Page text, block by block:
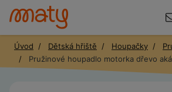
Úvod Dětská hřiště Houpačky
Pružinové houpadlo motorka dřevo